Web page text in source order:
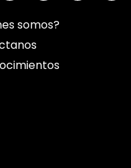
somos?